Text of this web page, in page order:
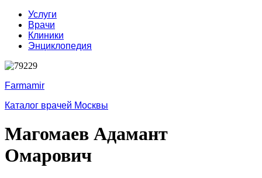
Услуги
Врачи
Клиники
Энциклопедия
Farmamir
Каталог врачей Москвы
Магомаев Адамант
Омарович